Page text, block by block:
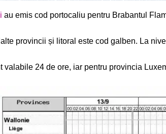
au emis cod portocaliu pentru Brabantul
provincii și litoral este cod galben. La
valabile 24 de ore, iar pentru provincia